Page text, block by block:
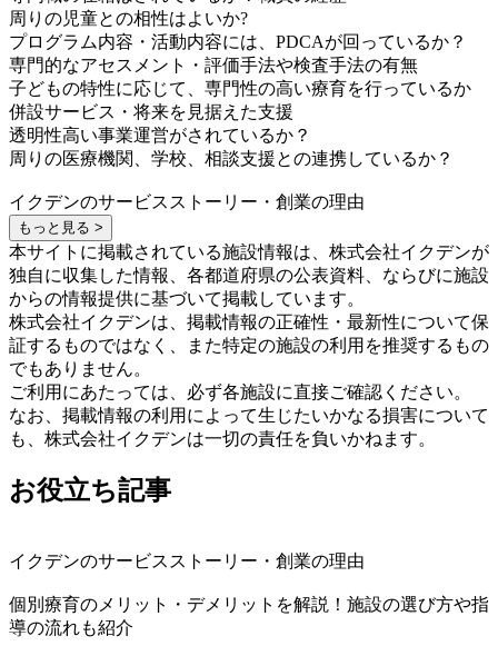
周りの児童との相性はよいか?
プログラム内容・活動内容には、PDCAが回っているか？
専門的なアセスメント・評価手法や検査手法の有無
子どもの特性に応じて、専門性の高い療育を行っているか
併設サービス・将来を見据えた支援
透明性高い事業運営がされているか？
周りの医療機関、学校、相談支援との連携しているか？
イクデンのサービスストーリー・創業の理由
もっと見る >
本サイトに掲載されている施設情報は、株式会社イクデンが
独自に収集した情報、各都道府県の公表資料、ならびに施設
からの情報提供に基づいて掲載しています。
株式会社イクデンは、掲載情報の正確性・最新性について保
証するものではなく、また特定の施設の利用を推奨するもの
でもありません。
ご利用にあたっては、必ず各施設に直接ご確認ください。
なお、掲載情報の利用によって生じたいかなる損害について
も、株式会社イクデンは一切の責任を負いかねます。
お役立ち記事
イクデンのサービスストーリー・創業の理由
個別療育のメリット・デメリットを解説！施設の選び方や指
導の流れも紹介